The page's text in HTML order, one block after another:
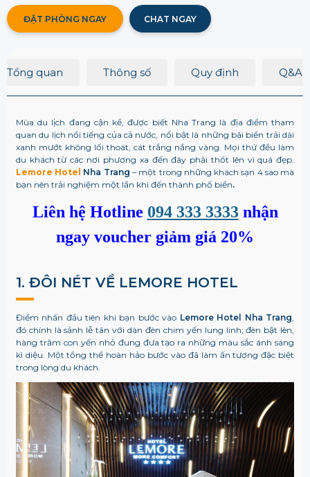
ĐẶT PHÒNG NGAY CHAT NGAY
Tổng quan Thông số Quy định Q&A
Mùa du lịch đang cận kề, được biết Nha Trang là địa điểm tham
quan du lịch nổi tiếng của cả nước, nổi bật là những bãi biển trải dài
xanh mướt không lối thoát, cát trắng nắng vàng. Mọi thứ đều làm
du khách từ các nơi phương xa đến đây phải thốt lên vì quá đẹp.
Lemore Hotel Nha Trang – một trong những khách sạn 4 sao mà
bạn nên trải nghiệm một lần khi đến thành phố biển.
Liên hệ Hotline 094 333 3333 nhận
ngay voucher giảm giá 20%
1. ĐÔI NÉT VỀ LEMORE HOTEL
Điểm nhấn đầu tiên khi bạn bước vào Lemore Hotel Nha Trang
đó chính là sảnh lễ tân với dàn đèn chim yến lung linh; đèn bật lên,
hàng trăm con yến nhỏ đung đưa tạo ra những màu sắc ánh sáng
kì diệu. Một tổng thể hoàn hảo bước vào đã làm ấn tượng đặc biệt
trong lòng du khách.